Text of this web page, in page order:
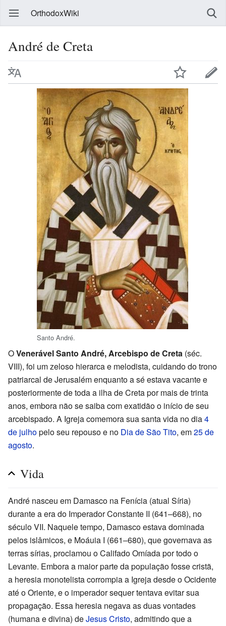
OrthodoxWiki
André de Creta
Santo André.
OVenerável Santo André, Arcebispo de Creta (séc.
VIII), foi um zeloso hierarca e melodista, cuidando do trono
patriarcal de Jerusalém enquanto a sé estava vacante e
posteriormente de toda a ilha de Creta por mais de trinta
anos, embora não se saiba com exatidão o início de seu
arcebispado. A Igreja comemora sua santa vida no dia4
de julhopelo seu repouso e no Dia de São Tito, em25 de
agosto.
Vida
André nasceu em Damasco na Fenícia (atual Síria)
durante a era do Imperador Constante II (641–668), no
século VII. Naquele tempo, Damasco estava dominada
pelos islâmicos, e Moáuia I (661–680), que governava as
terras sírias, proclamou o Califado Omíada por todo o
Levante. Embora a maior parte da população fosse cristã,
a heresia monotelista corrompia a Igreja desde o Ocidente
até o Oriente, e o imperador sequer tentava evitar sua
propagação. Essa heresia negava as duas vontades
(humana e divina) deJesus Cristo, admitindo que a